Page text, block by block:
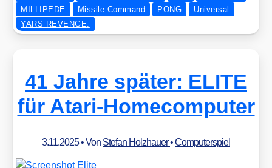
MILLIPEDE
Missile Command PONG
Universal
YARS REVENGE.
41 Jahre später: ELITE
für Atari-Homecomputer
3.11.2025• Von Stefan Holzhauer•Computerspiel